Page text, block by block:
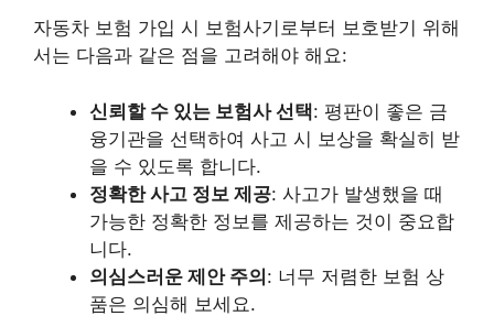
자동차 보험 가입 시 보험사기로부터 보호받기 위해
서는 다음과 같은 점을 고려해야 해요:
신뢰할 수 있는 보험사 선택: 평판이 좋은 금
융기관을 선택하여 사고 시 보상을 확실히 받
을 수 있도록 합니다.
정확한 사고 정보 제공: 사고가 발생했을 때
가능한 정확한 정보를 제공하는 것이 중요합
니다.
의심스러운 제안 주의: 너무 저렴한 보험 상
품은 의심해 보세요.